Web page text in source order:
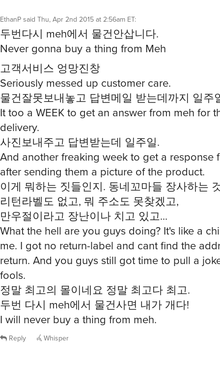
EthanPsaid Thu, Apr 2nd 2015 at 2:56am ET:
두번다시 meh에서 물건안삽니다.
Never gonna buy a thing from Meh
고객서비스 엉망진창
Seriously messed up customer care.
물건잘못보내놓고 답변메일 받는데까지 일주
It too a WEEK to get an answer from meh for
delivery.
사진보내주고 답변받는데 일주일.
And another freaking week to get a response
after sending them a picture of the product.
이게 뭐하는 짓들인지. 동네꼬마들 장사하는
리턴라벨도 없고, 뭐 주소도 못찾겠고,
만우절이라고 장난이나 치고 있고...
What the hell are you guys doing? It's like a
me. I got no return-label and cant find the
return. And you guys still got time to pull a
fools.
정말 최고의 몰이네요 정말 최고다 최고.
두번 다시 meh에서 물건사면 내가 개다!
I will never buy a thing from meh.
Reply Whisper